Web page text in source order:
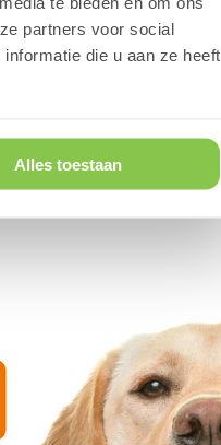
partners voor social
die u aan ze heeft
Alles toestaan